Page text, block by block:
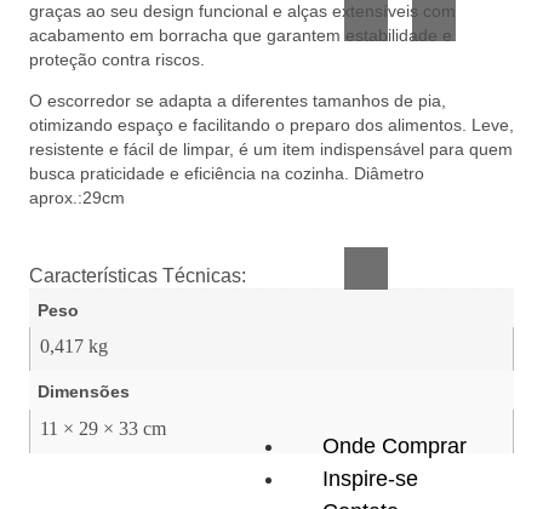
Onde Comprar
Inspire-se
graças ao seu design funcional e alças extensíveis com
acabamento em borracha que garantem estabilidade e
proteção contra riscos.
O escorredor se adapta a diferentes tamanhos de pia,
otimizando espaço e facilitando o preparo dos alimentos. Leve,
resistente e fácil de limpar, é um item indispensável para quem
busca praticidade e eficiência na cozinha. Diâmetro
aprox.:29cm
Características Técnicas:
Peso
0,417 kg
Dimensões
11 × 29 × 33 cm